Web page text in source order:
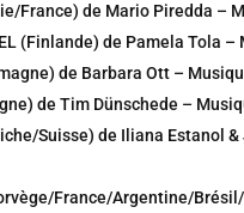
France) de Mario Piredda –
(Finlande) de Pamela Tola
de Barbara Ott –
de Tim Dünschede –
Suisse) de Iliana Estanol
France/Argentine/